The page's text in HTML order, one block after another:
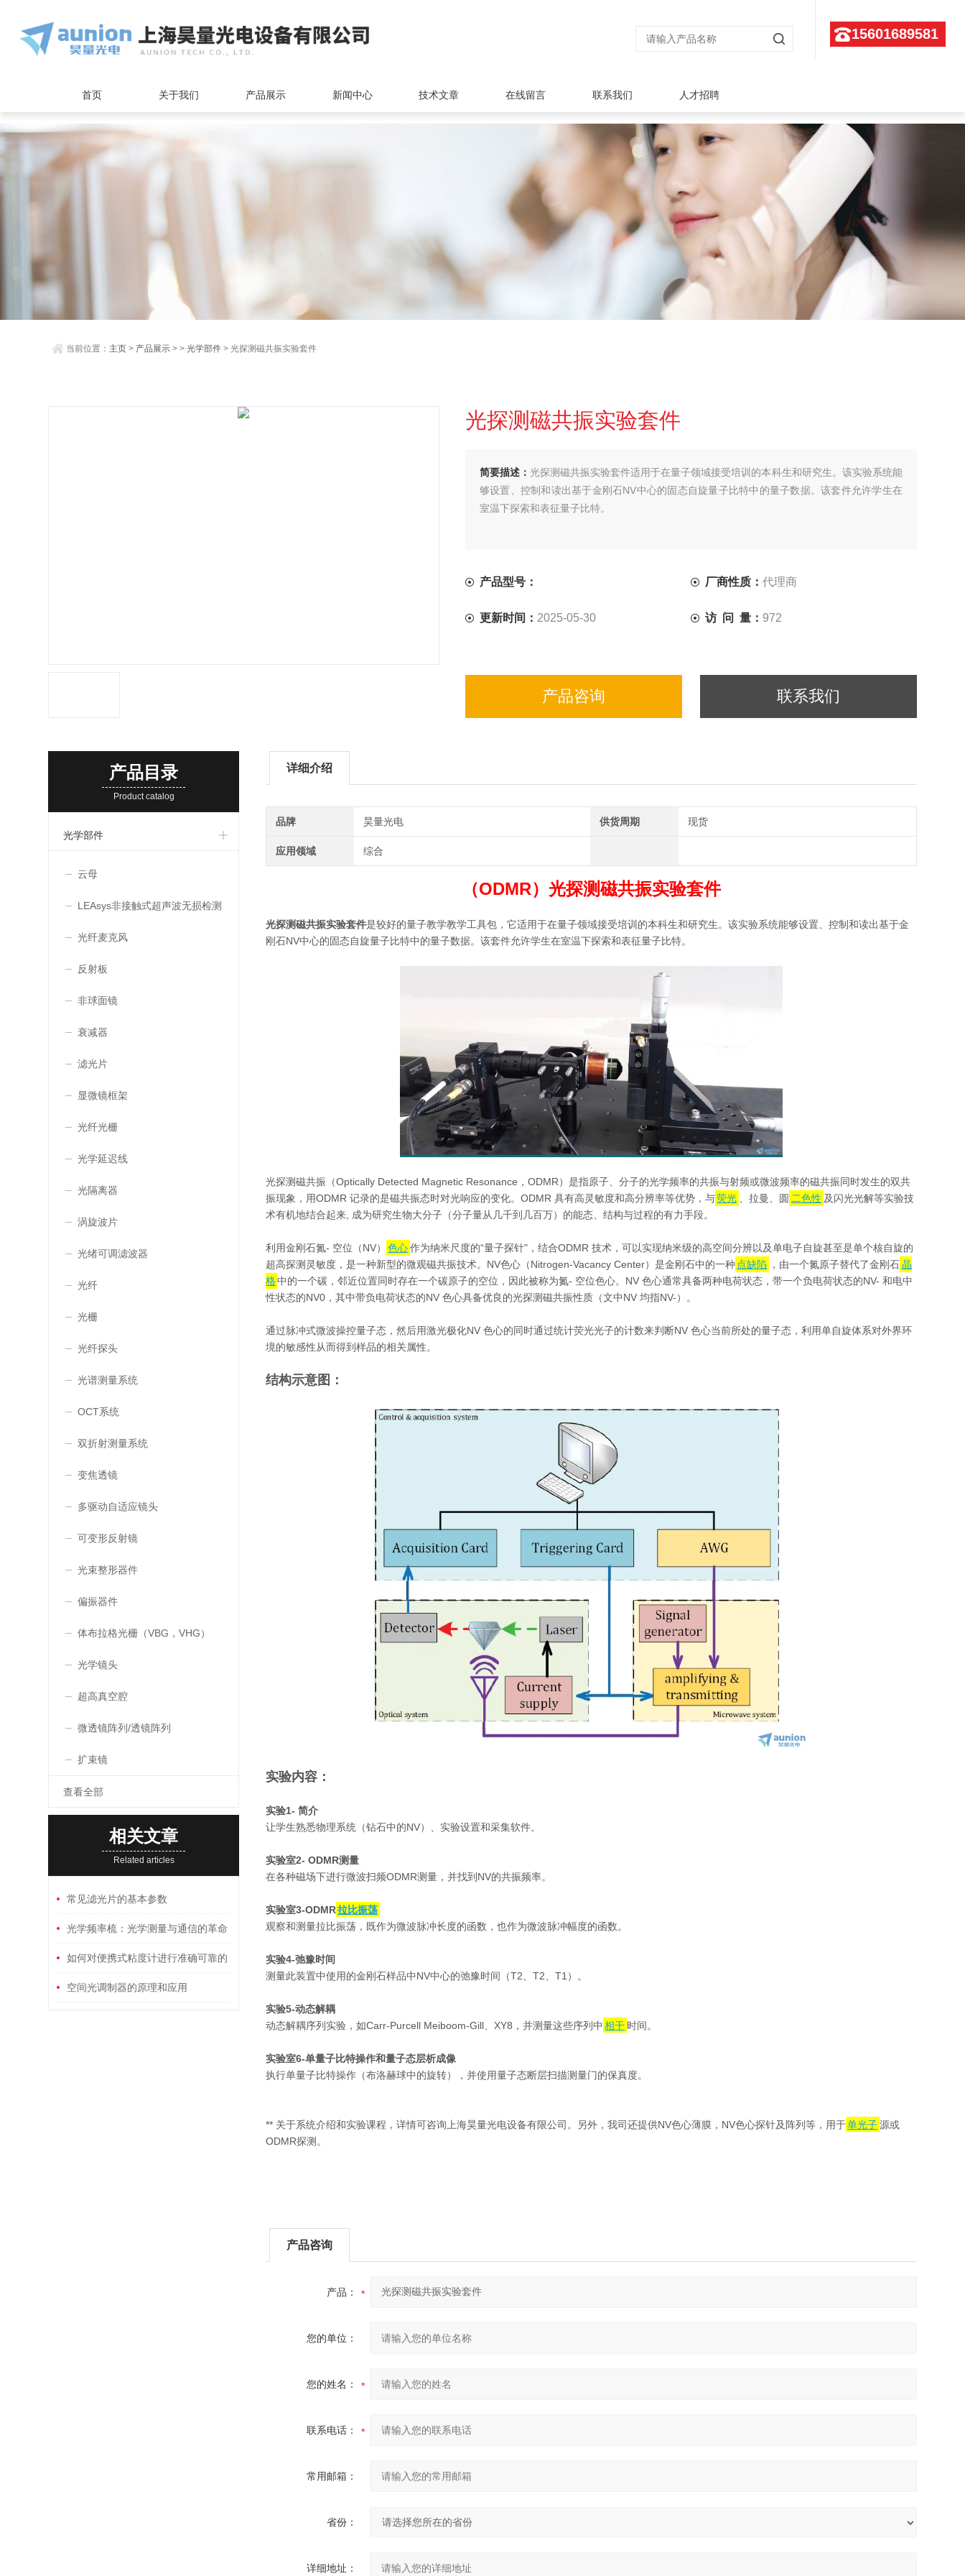
15601689581
首页 关于我们 产品展示 新闻中心 技术文章 在线留言 联系我们 人才招聘
当前位置： 主页 > 产品展示 > >光学部件 > 光探测磁共振实验套件
光探测磁共振实验套件
简要描述： 光探测磁共振实验套件适用于在量子领域接受培训的本科生和研究生。该实验系统能
够设置、控制和读出基于金刚石NV中心的固态自旋量子比特中的量子数据。该套件允许学生在
室温下探索和表征量子比特。
产品型号： 厂商性质：代理商
更新时间： 2025-05-30 访 问 量： 972
产品咨询 联系我们
产品目录
Product catalog
光学部件
云母
LEAsys非接触式超声波无损检测
系统
光纤麦克风
反射板
非球面镜
衰减器
滤光片
显微镜框架
光纤光栅
光学延迟线
光隔离器
涡旋波片
光绪可调滤波器
光纤
光栅
光纤探头
光谱测量系统
OCT系统
双折射测量系统
变焦透镜
多驱动自适应镜头
可变形反射镜
光束整形器件
偏振器件
体布拉格光栅（VBG，VHG）
光学镜头
超高真空腔
微透镜阵列/透镜阵列
扩束镜
查看全部
相关文章
Related articles
常见滤光片的基本参数
光学频率梳：光学测量与通信的革命
性工具
如何对便携式粘度计进行准确可靠的
测量结果分析？
空间光调制器的原理和应用
详细介绍
品牌 昊量光电 供货周期 现货
应用领域 综合
（ODMR） 光探测磁共振实验套件
光探测磁共振实验套件是较好的量子教学教学工具包，它适用于在量子领域接受培训的本科生和研究生。该实验系统能够设置、控制和读出基于金
刚石NV中心的固态自旋量子比特中的量子数据。该套件允许学生在室温下探索和表征量子比特。
光探测磁共振（Optically Detected Magnetic Resonance，ODMR）是指原子、分子的光学频率的共振与射频或微波频率的磁共振同时发生的双共
振现象，用ODMR 记录的是磁共振态时对光响应的变化。ODMR 具有高灵敏度和高分辨率等优势，与荧光 、拉曼、圆 二色性 及闪光光解等实验技
术有机地结合起来, 成为研究生物大分子（分子量从几千到几百万）的能态、结构与过程的有力手段。
利用金刚石氮- 空位（NV） 色心 作为纳米尺度的“量子探针"，结合ODMR 技术，可以实现纳米级的高空间分辨以及单电子自旋甚至是单个核自旋的
超高探测灵敏度，是一种新型的微观磁共振技术。NV色心（Nitrogen-Vacancy Center）是金刚石中的一种 点缺陷 ，由一个氮原子替代了金刚石晶
格中的一个碳，邻近位置同时存在一个碳原子的空位，因此被称为氮- 空位色心。NV 色心通常具备两种电荷状态，带一个负电荷状态的NV- 和电中
性状态的NV0，其中带负电荷状态的NV 色心具备优良的光探测磁共振性质（文中NV 均指NV-）。
通过脉冲式微波操控量子态，然后用激光极化NV 色心的同时通过统计荧光光子的计数来判断NV 色心当前所处的量子态，利用单自旋体系对外界环
境的敏感性从而得到样品的相关属性。
结构示意图：
实验内容：
实验1- 简介
让学生熟悉物理系统（钻石中的NV）、实验设置和采集软件。
实验室2- ODMR测量
在各种磁场下进行微波扫频ODMR测量，并找到NV的共振频率。
实验室3-ODMR拉比振荡
观察和测量拉比振荡，既作为微波脉冲长度的函数，也作为微波脉冲幅度的函数。
实验4-弛豫时间
测量此装置中使用的金刚石样品中NV中心的弛豫时间（T2、T2、T1）。
实验5-动态解耦
动态解耦序列实验，如Carr-Purcell Meiboom-Gill、XY8，并测量这些序列中 相干 时间。
实验室6-单量子比特操作和量子态层析成像
执行单量子比特操作（布洛赫球中的旋转），并使用量子态断层扫描测量门的保真度。
** 关于系统介绍和实验课程，详情可咨询上海昊量光电设备有限公司。另外，我司还提供NV色心薄膜，NV色心探针及阵列等，用于单光子 源或
ODMR探测。
产品咨询
产品：
您的单位：
您的姓名：
联系电话：
常用邮箱：
省份：
详细地址：